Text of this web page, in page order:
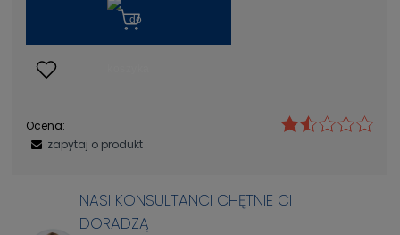
Ocena:
zapytaj o produkt
NASI KONSULTANCI CHĘTNIE CI
DORADZĄ